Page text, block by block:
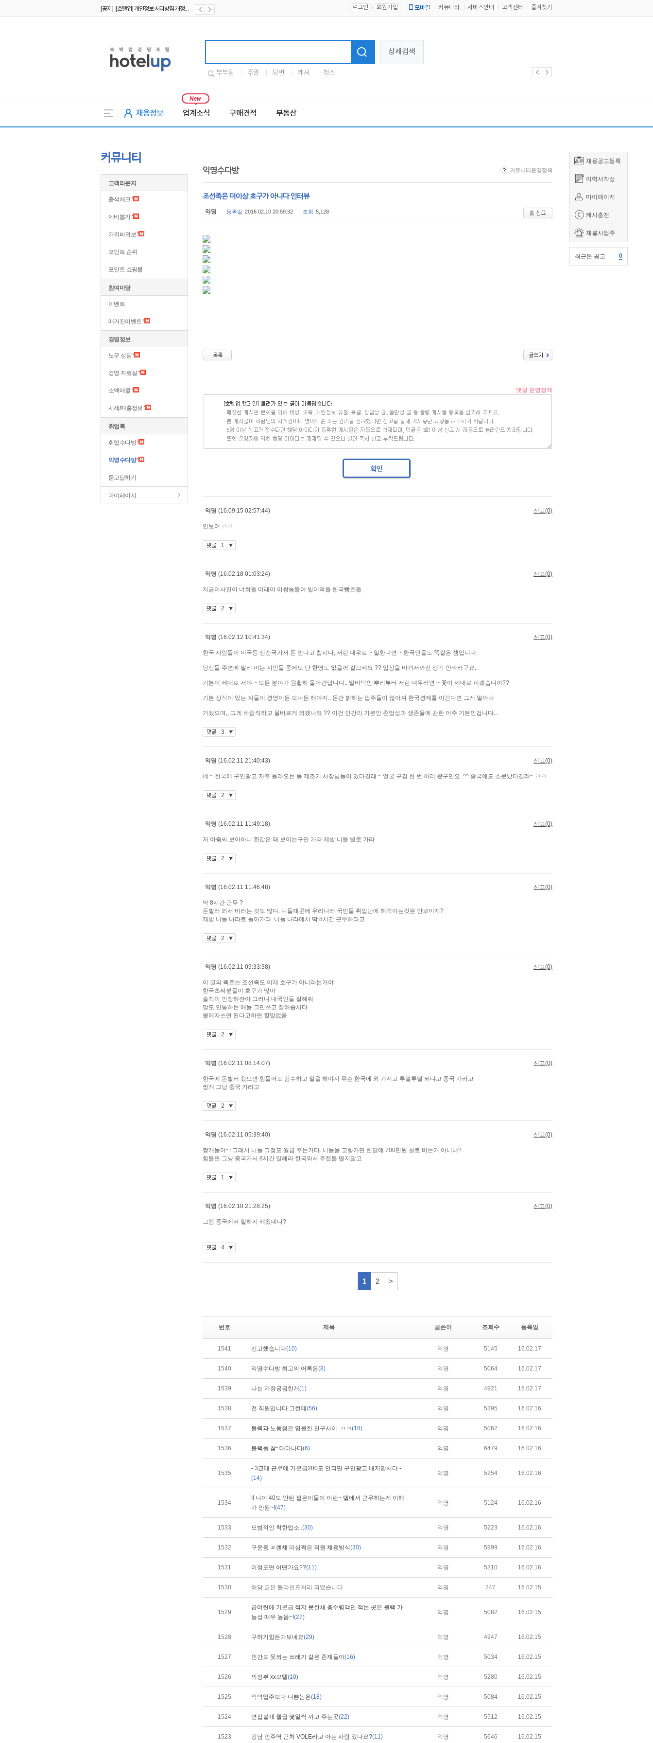
[공지] [호텔업] 개인정보 처리방침 개정본2 (19.09.02) 로그인 회원가입 모바일 커뮤니티 서비스안내 고객센터 즐겨찾기
상세검색
부부팀 주말 당번 캐셔 청소
채용정보 업계소식 구매견적 부동산
채용공고등록
이력서작성
마이페이지
캐시충전
체불사업주
최근본 공고 0
커뮤니티
고객라운지
출석체크
제비뽑기
가위바위보
포인트 순위
포인트 쇼핑몰
참여마당
이벤트
매거진이벤트
경영정보
노무 상담
경영 자료실
소액매물
시세/매출정보
취업톡
취업수다방
익명수다방
묻고답하기
마이페이지
익명수다방 커뮤니티운영정책
조선족은 더이상 호구가 아니다 인터뷰
익명 등록일 2016.02.10 20:59:32 조회 5,128
번호 제목 글쓴이 조회수 등록일
1541 신고했습니다(10) 익명 5145 16.02.17
1540 익명수다방 최고의 어록은(8) 익명 5064 16.02.17
1539 나는 가장궁금한게 (1) 익명 4921 16.02.17
1538 전 직원입니다 그런데 (56) 익명 5395 16.02.16
1537 블랙과 노동청은 영원한 친구사이..ㅋㅋ(18) 익명 5062 16.02.16
1536 블랙들 참~대다나다(6) 익명 6479 16.02.16
1535
- 3교대 근무에 기본급200도 안되면 구인광고 내지맙시다 -
(14)
익명 5254 16.02.16
1534
!! 나이 40도 안된 젊은이들이 이런~ 텔에서 근무하는게 이해
가 안됨~!(47)
익명 5124 16.02.16
1533 모범적인 착한업소..(30) 익명 5223 16.02.16
1532 구운동 ㅍ렌체 미심쩍은 직원 채용방식(30) 익명 5999 16.02.16
1531 이정도면 어떤가요??(11) 익명 5310 16.02.16
1530 해당 글은 블라인드처리 되었습니다. 익명 247 16.02.15
1529
급여란에 기본급 적지 못한채 총수령액만 적는 곳은 블랙 가
능성 매우 높음~!(27)
익명 5082 16.02.15
1528 구하기힘든가보네요(29) 익명 4947 16.02.15
1527 인간도 못되는 쓰레기 같은 존재들아(16) 익명 5034 16.02.15
1526 의정부 xx모텔(10) 익명 5280 16.02.15
1525 악덕업주보다 나쁜놈은(18) 익명 5084 16.02.15
1524 면접볼때 월급 몇일씩 까고 주는곳(22) 익명 5512 16.02.15
1523 강남 언주역 근처 VOLE라고 아는 사람 있나요?(11) 익명 5646 16.02.15